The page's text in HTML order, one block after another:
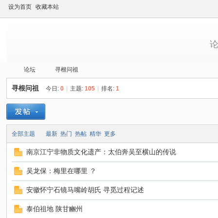
设为首页 收藏本站
»
论坛
›
寻根问祖
寻根问祖 今日:0 主题:105 排名:1
全部主题 最新 热门 热帖 精华 更多
南京江宁非物质文化遗产：太伯奔吴至横山的传说
吴龙保：梅里在哪里 ？
安徽怀宁石镜马嘴岭胡氏 寻觅过程记述
泰伯祖地 陕甘豳州